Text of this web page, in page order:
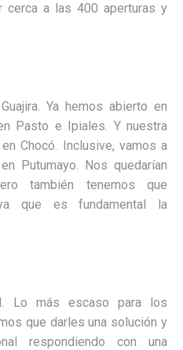
cerca a las 400 aperturas y
Ya hemos abierto en
Pasto e Ipiales. Y nuestra
Chocó. Inclusive, vamos a
Putumayo. Nos quedarían
también tenemos que
que es fundamental la
Lo más escaso para los
que darles una solución y
respondiendo con una